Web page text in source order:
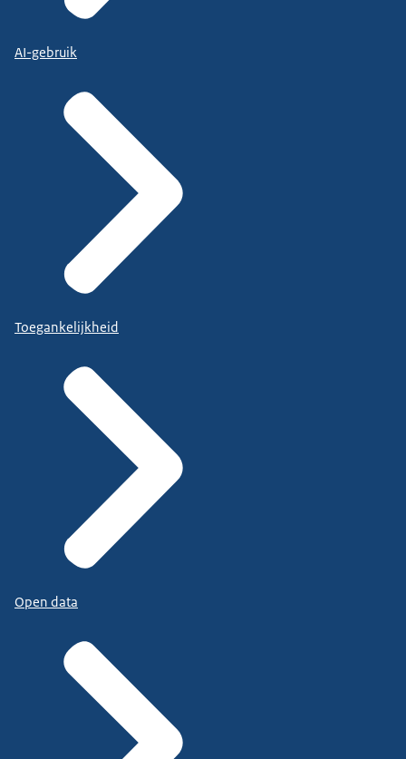
AI-gebruik
Toegankelijkheid
Open data